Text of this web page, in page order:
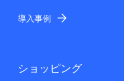
導入事例
ショッピング